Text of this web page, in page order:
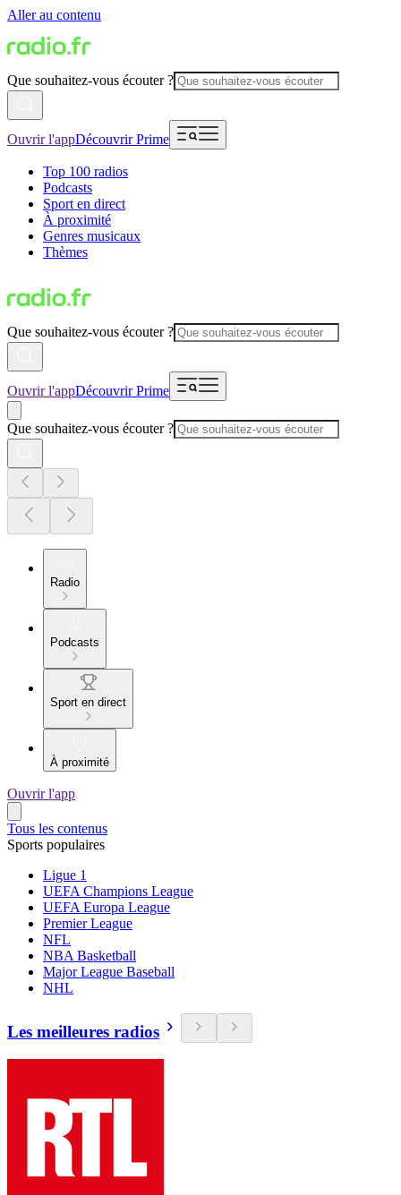
Aller au contenu
Que souhaitez-vous écouter ?
Ouvrir l'appDécouvrir Prime
Top 100 radios
Podcasts
Sport en direct
À proximité
Genres musicaux
Thèmes
Que souhaitez-vous écouter ?
Ouvrir l'appDécouvrir Prime
Que souhaitez-vous écouter ?
Radio
Podcasts
Sport en direct
À proximité
Ouvrir l'app
Tous les contenus
Sports populaires
Ligue 1
UEFA Champions League
UEFA Europa League
Premier League
NFL
NBA Basketball
Major League Baseball
NHL
Les meilleures radios